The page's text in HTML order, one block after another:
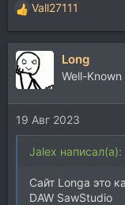
Р
е
а
к
ц
и
и
:
Vall27111
Long
Well-
19 Авг 2023
Jalex написал(а):
Сайт Longа это
DAW SawStudio